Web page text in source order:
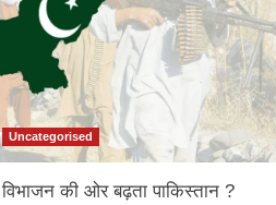
Uncategorised
विभाजन की ओर बढ़ता पाकिस्तान ?